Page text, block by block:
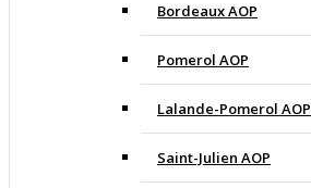
Bordeaux AOP
Pomerol AOP
Lalande-Pomerol AOP
Saint-Julien AOP